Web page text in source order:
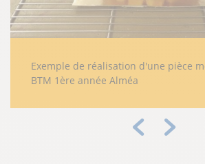
Exemple de réalisation d'une pièce
BTM 1ère année Alméa